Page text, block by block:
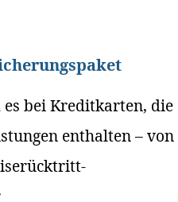
bei Kreditkarten, die
enthalten – von